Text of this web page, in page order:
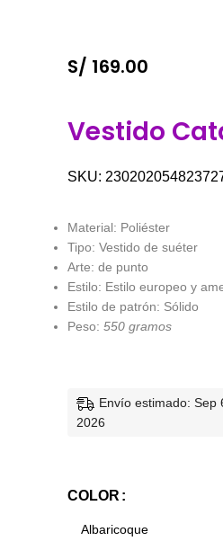
S/ 169.00
Vestido
SKU:
Material: Poliéster
Tipo: Vestido de suéter
Arte: de punto
Estilo: Estilo europeo y
Estilo de patrón: Sólido
Peso: 550 gramos
Envío estimado: Sep
2026
COLOR